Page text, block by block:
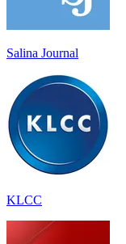
Salina Journal
KLCC